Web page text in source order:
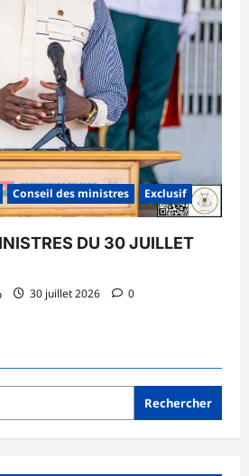
Conseil des ministres Exclusif
DU 30 JUILLET
30 juillet 2026 0
Rechercher